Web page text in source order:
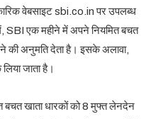
वेबसाइट sbi.co.in पर उपलब्ध
SBI एक महीने में अपने नियमित बचत
की अनुमति देता है। इसके अलावा,
जाता है।
खाता धारकों को 8 मुफ्त लेनदेन